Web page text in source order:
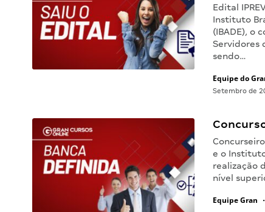
Edital
Instituto
(IBADE), o
Servidores
sendo…
Equipe do
Setembro de
e o
realização
nível
Equipe Gran •